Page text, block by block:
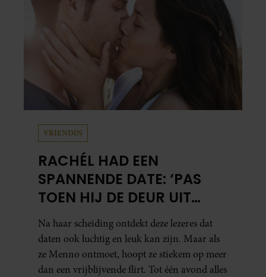
steeds moeilijker bereikbaar geworden en
gunt hij de media nauwelijks nog interviews.
VRIENDIN
RACHÉL HAD EEN
SPANNENDE DATE: ‘PAS
TOEN HIJ DE DEUR UIT
WAS, BESEFTE IK WAT ER
ECHT WAS GEBEURD’
Na haar scheiding ontdekt deze lezeres dat
daten ook luchtig en leuk kan zijn. Maar als
ze Menno ontmoet, hoopt ze stiekem op meer
dan een vrijblijvende flirt. Tot één avond alles